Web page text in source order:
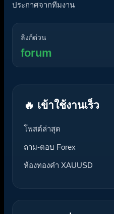
ประกาศจากทีมงาน
ลิงก์ด่วน
forum
🔥 เข้าใช้งานเร็ว
โพสต์ล่าสุด
ถาม-ตอบ Forex
ห้องทองคำ XAUUSD